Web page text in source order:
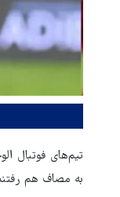
تیم‌های فوتبال
به مصاف هم